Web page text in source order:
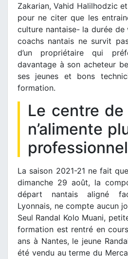
Zakarian, Vahid Halilhodzic
pour ne citer que les
culture nantaise- la durée
coachs nantais ne survit
d’un propriétaire qui
davantage à son acheteur
ses jeunes et bons
formation.
Le centre
n’alimente
La saison 2021-21 ne fait
dimanche 29 août, la
départ nantais aligné
Lyonnais, ne compte aucun
Seul Randal Kolo Muani,
formation est rentré en
ans à Nantes, le jeune
été vendu au terme du